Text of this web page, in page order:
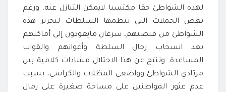
لهذه الشواطئ حقا مكتسبا لايمكن التنازل عنه. ورغم
بعض الحملات التي تنظمها السلطات لتحرير هذه
الشواطئ من قبضتهم، سرعان مايعودون إلى أماكنهم
بعد انسحاب رجال السلطة وأعوانهم والقوات
المساعدة. وتنتج عن هذا الاحتلال مشادات كلامية بين
مرتادي الشواطئ وواضعي المظلات والكراسي، بسبب
عدم عثور المواطنين على مساحة صغيرة على رمال